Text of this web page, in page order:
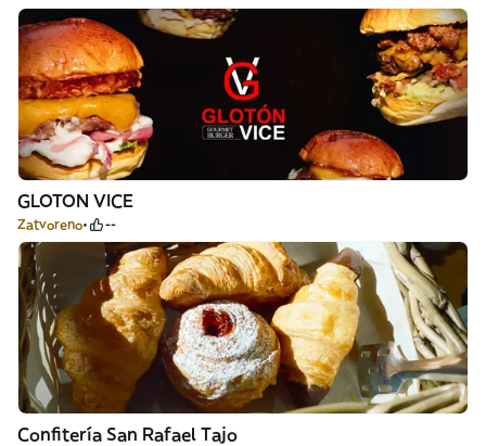
GLOTON VICE
Zatvoreno --
Confitería San Rafael Tajo